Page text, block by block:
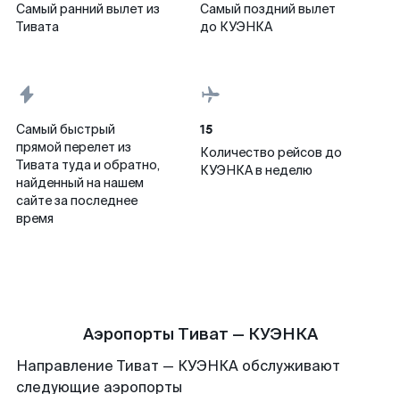
Самый ранний вылет из
Тивата
Самый поздний вылет
до КУЭНКА
Самый быстрый
прямой перелет из
Тивата туда и обратно,
найденный на нашем
сайте за последнее
время
15
Количество рейсов до
КУЭНКА в неделю
Аэропорты Тиват — КУЭНКА
Направление Тиват — КУЭНКА обслуживают
следующие аэропорты